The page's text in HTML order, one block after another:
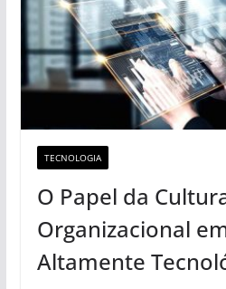
TECNOLOGIA
O Papel da
Organizacional
Altamente